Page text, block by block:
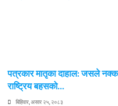
पत्रकार मातृका दाहाल: जसले
राष्ट्रिय बहसको…
बिहिवार, असार २५, २०८३